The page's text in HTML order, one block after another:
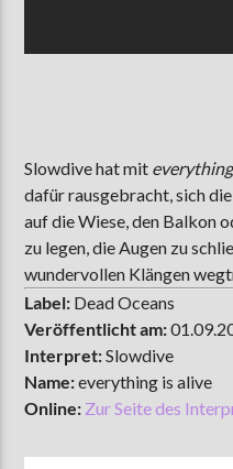
Slowdive hat mit
dafür rausgebracht, sich
auf die Wiese, den Balkon
zu legen, die Augen zu
wundervollen Klängen
Label: Dead Oceans
Veröffentlicht am:
Interpret:Slowdive
Name:everything is alive
Online: Zur Seite des